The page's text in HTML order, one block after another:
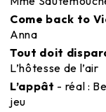
Come back to
Anna
Tout doit
L’hôtesse de l’air
L’appât - réal :
jeu